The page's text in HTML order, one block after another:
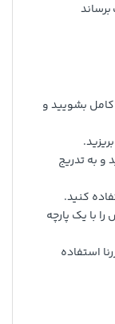
بشویید و
به تدریج
کنید.
با یک پارچه
استفاده